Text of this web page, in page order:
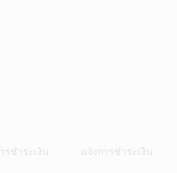
รชำระเงิน แจ้งการชำระเงิน